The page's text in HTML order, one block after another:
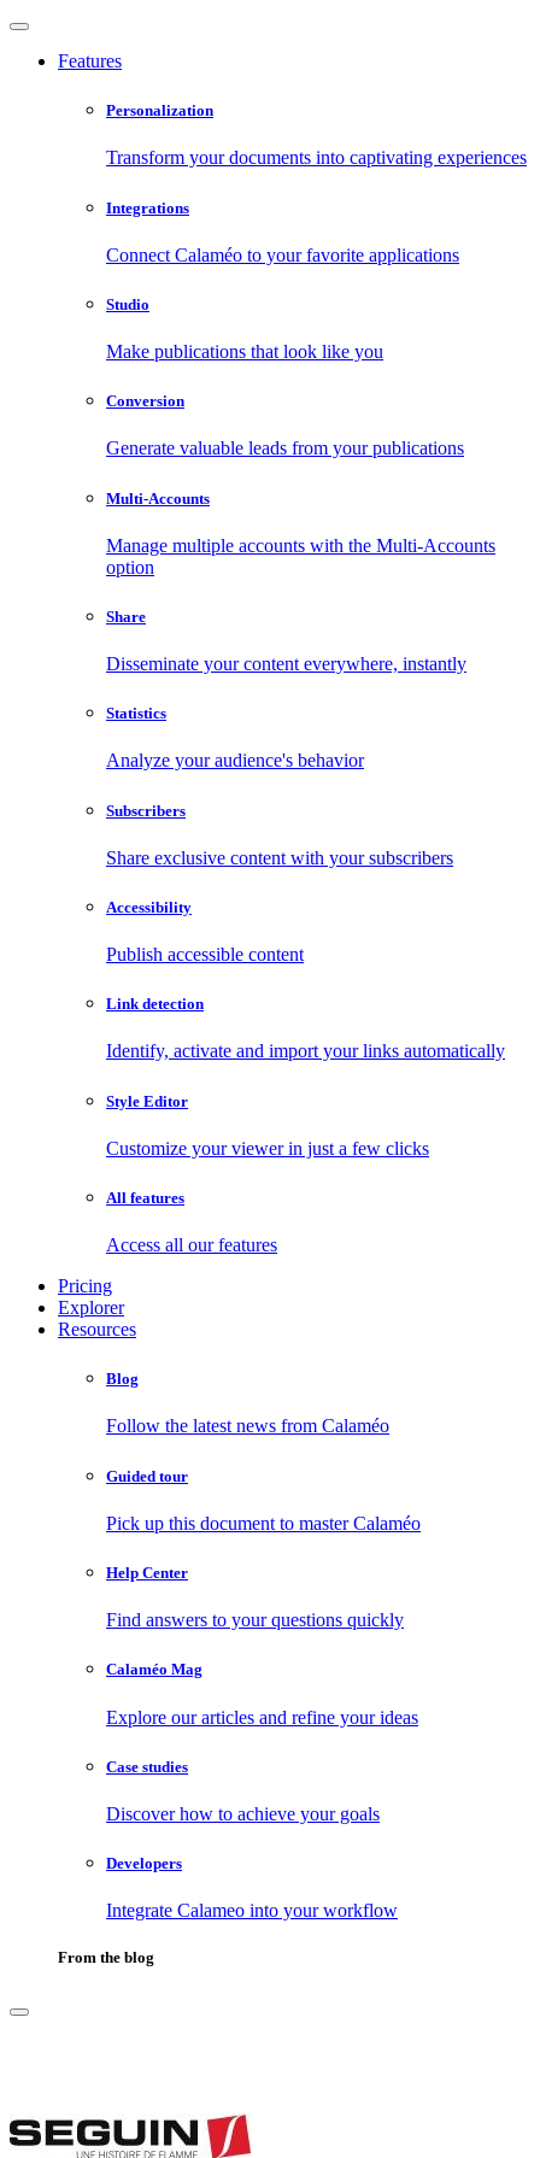
Features
Personalization
Transform your documents into captivating experiences
Integrations
Connect Calaméo to your favorite applications
Studio
Make publications that look like you
Conversion
Generate valuable leads from your publications
Multi-Accounts
Manage multiple accounts with the Multi-Accounts
option
Share
Disseminate your content everywhere, instantly
Statistics
Analyze your audience's behavior
Subscribers
Share exclusive content with your subscribers
Accessibility
Publish accessible content
Link detection
Identify, activate and import your links automatically
Style Editor
Customize your viewer in just a few clicks
All features
Access all our features
Pricing
Explorer
Resources
Blog
Follow the latest news from Calaméo
Guided tour
Pick up this document to master Calaméo
Help Center
Find answers to your questions quickly
Calaméo Mag
Explore our articles and refine your ideas
Case studies
Discover how to achieve your goals
Developers
Integrate Calameo into your workflow
From the blog